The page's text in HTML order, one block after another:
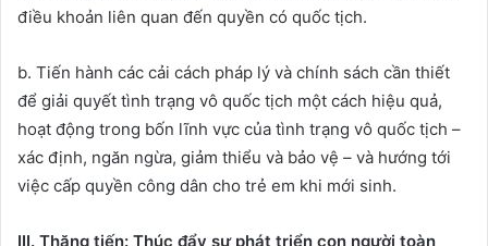
điều khoản liên quan đến quyền có quốc tịch.
b. Tiến hành các cải cách pháp lý và chính sách cần thiết
để giải quyết tình trạng vô quốc tịch một cách hiệu quả,
hoạt động trong bốn lĩnh vực của tình trạng vô quốc tịch –
xác định, ngăn ngừa, giảm thiểu và bảo vệ – và hướng tới
việc cấp quyền công dân cho trẻ em khi mới sinh.
III. Thăng tiến: Thúc đẩy sự phát triển con người toàn